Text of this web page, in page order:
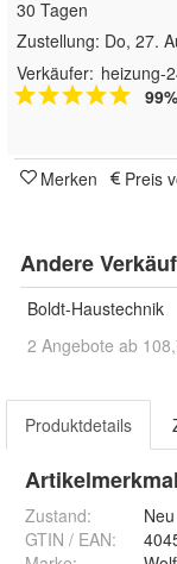
30 Tagen
Zustellung: Do, 27.
Verkäufer: heizung-
Merken Preis
Andere
Boldt-Haustechnik
2 Angebote ab
Produktdetails
Zustand:
Neu
GTIN / EAN: